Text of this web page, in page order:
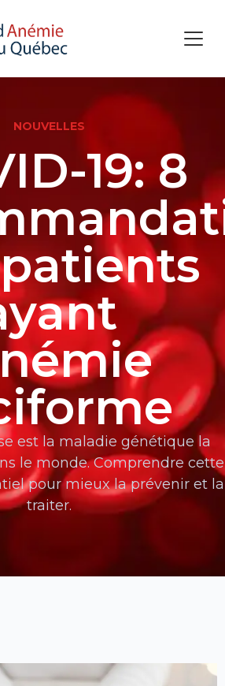
NOUVELLES
19: 8
est la maladie génétique la
le monde. Comprendre cette
pour mieux la prévenir et la
traiter.